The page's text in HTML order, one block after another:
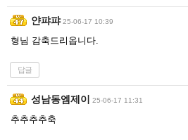
얀퍄퍄 25-06-17 10:39
형님 감축드리옵니다.
답글
성남동엠제이 25-06-17 11:31
추추추추축